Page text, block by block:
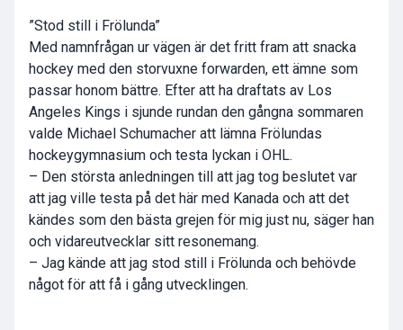
”Stod still i Frölunda”
Med namnfrågan ur vägen är det fritt fram att snacka
hockey med den storvuxne forwarden, ett ämne som
passar honom bättre. Efter att ha draftats av Los
Angeles Kings i sjunde rundan den gångna sommaren
valde Michael Schumacher att lämna Frölundas
hockeygymnasium och testa lyckan i OHL.
– Den största anledningen till att jag tog beslutet var
att jag ville testa på det här med Kanada och att det
kändes som den bästa grejen för mig just nu, säger han
och vidareutvecklar sitt resonemang.
– Jag kände att jag stod still i Frölunda och behövde
något för att få i gång utvecklingen.